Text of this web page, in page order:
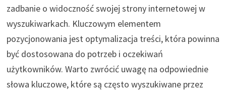
zadbanie o widoczność swojej strony internetowej w
wyszukiwarkach. Kluczowym elementem
pozycjonowania jest optymalizacja treści, która powinna
być dostosowana do potrzeb i oczekiwań
użytkowników. Warto zwrócić uwagę na odpowiednie
słowa kluczowe, które są często wyszukiwane przez